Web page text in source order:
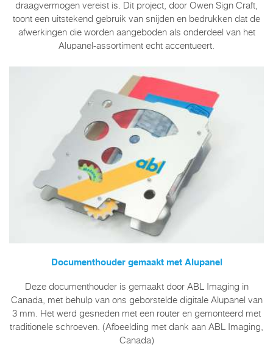
draagvermogen vereist is. Dit project, door Owen Sign Craft,
toont een uitstekend gebruik van snijden en bedrukken dat de
afwerkingen die worden aangeboden als onderdeel van het
Alupanel-assortiment echt accentueert.
Documenthouder gemaakt met Alupanel
Deze documenthouder is gemaakt door ABL Imaging in
Canada, met behulp van ons geborstelde digitale Alupanel van
3 mm. Het werd gesneden met een router en gemonteerd met
traditionele schroeven. (Afbeelding met dank aan ABL Imaging,
Canada)